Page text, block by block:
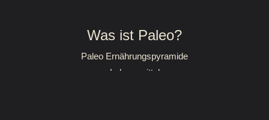
Was ist Paleo?
Paleo Ernährungspyramide
Lebensmittel